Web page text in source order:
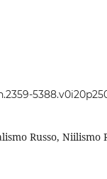
Russo, Niilismo